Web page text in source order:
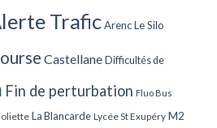
TraficArenc Le Silo
Castellane Difficultés de
Fin de perturbation Fluo Bus
La Blancarde Lycée St Exupéry M2